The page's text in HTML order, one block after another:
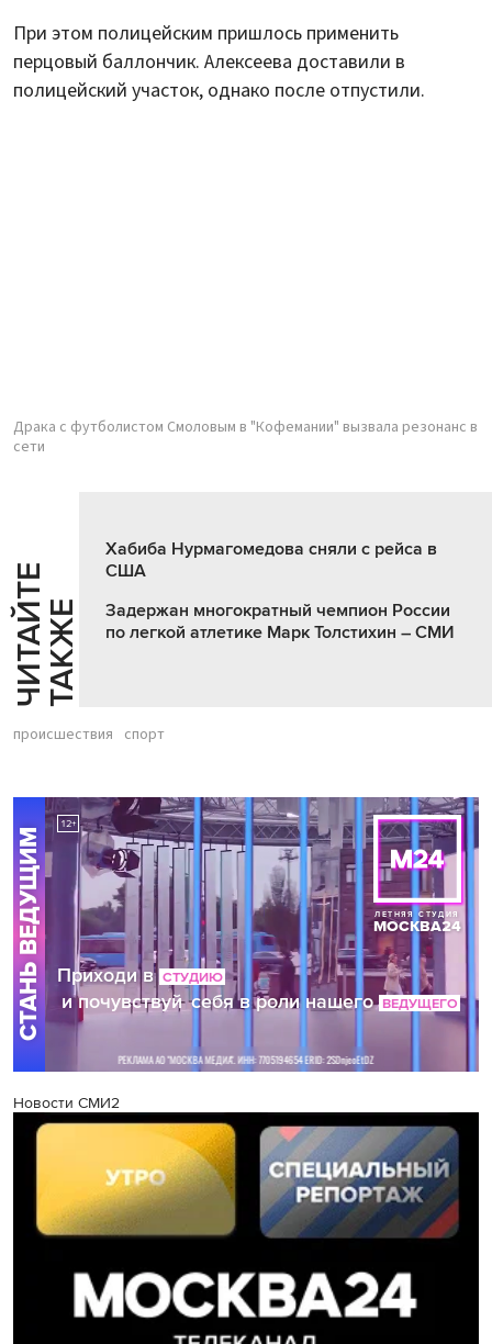
При этом полицейским пришлось применить
перцовый баллончик. Алексеева доставили в
полицейский участок, однако после отпустили.
Драка с футболистом Смоловым в "Кофемании" вызвала резонанс в
сети
Ч
И
Т
АЙ
Т
Е
Т
А
К
ЖЕ
Хабиба Нурмагомедова сняли с рейса в
США
Задержан многократный чемпион России
по легкой атлетике Марк Толстихин – СМИ
происшествия спорт
Новости СМИ2